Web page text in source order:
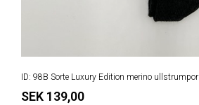
ID: 98B Sorte Luxury Edition merino ullstrumpor
SEK 139,00